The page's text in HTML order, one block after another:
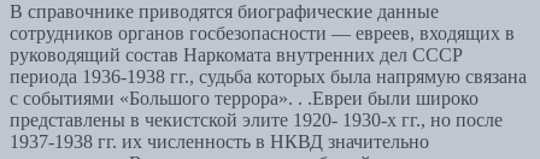
В справочнике приводятся биографические данные
сотрудников органов госбезопасности — евреев, входящих в
руководящий состав Наркомата внутренних дел СССР
периода 1936-1938 гг., судьба которых была напрямую связана
с событиями «Большого террора». . .Евреи были широко
представлены в чекистской элите 1920- 1930-х гг., но после
1937-1938 гг. их численность в НКВД значительно